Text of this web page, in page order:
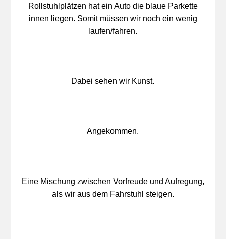
Rollstuhlplätzen hat ein Auto die blaue Parkette
innen liegen. Somit müssen wir noch ein wenig
laufen/fahren.
Dabei sehen wir Kunst.
Angekommen.
Eine Mischung zwischen Vorfreude und Aufregung,
als wir aus dem Fahrstuhl steigen.